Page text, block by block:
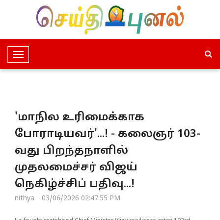
T
o
e
N
a
v
g
a
t
'மாநில உரிமைக்காக
போராடியவர்'...! - கலைஞர் 103-
வது பிறந்தநாளில்
முதலமைச்சர் விஜய்
நெகிழ்ச்சிப் பதிவு...!
nithya 03/06/2026 02:47:55 PM